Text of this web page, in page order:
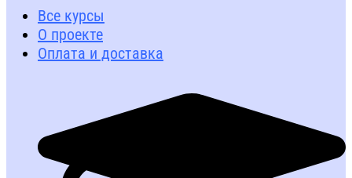
Все курсы
О проекте
Оплата и доставка